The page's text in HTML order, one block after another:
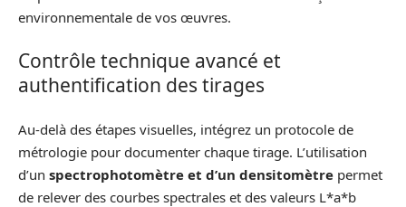
environnementale de vos œuvres.
Contrôle technique avancé et
authentification des tirages
Au-delà des étapes visuelles, intégrez un protocole de
métrologie pour documenter chaque tirage. L’utilisation
d’un spectrophotomètre et d’un densitomètre permet
de relever des courbes spectrales et des valeurs L*a*b